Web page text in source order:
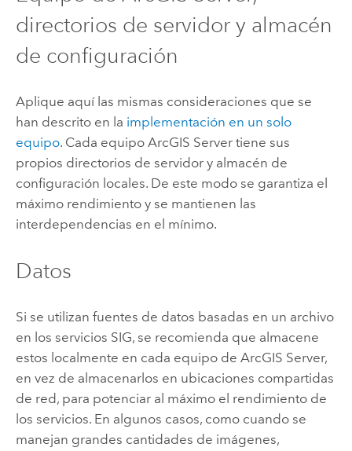
directorios de servidor y almacén
de configuración
Aplique aquí las mismas consideraciones que se
han descrito en la implementación en un solo
equipo. Cada equipo ArcGIS Servertiene sus
propios directorios de servidor y almacén de
configuración locales. De este modo se garantiza el
máximo rendimiento y se mantienen las
interdependencias en el mínimo.
Datos
Si se utilizan fuentes de datos basadas en un archivo
en los servicios SIG, se recomienda que almacene
estos localmente en cada equipo de ArcGIS Server,
en vez de almacenarlos en ubicaciones compartidas
de red, para potenciar al máximo el rendimiento de
los servicios. En algunos casos, como cuando se
manejan grandes cantidades de imágenes,